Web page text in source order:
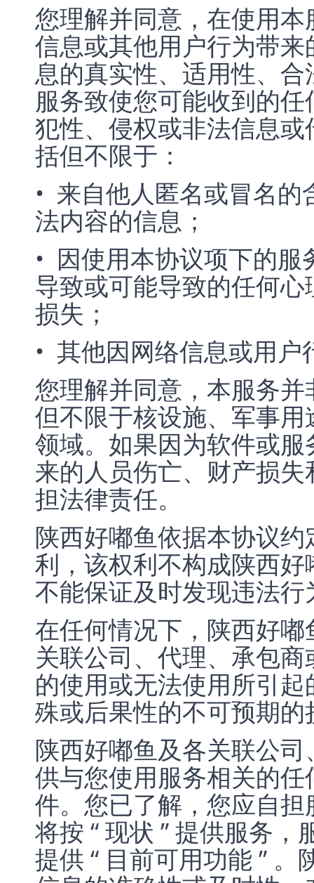
您理解并同意，在使用
信息或其他用户行为带
息的真实性、适用性、
服务致使您可能收到的
犯性、侵权或非法信息
括但不限于：
• 来自他人匿名或冒名
法内容的信息；
• 因使用本协议项下的
导致或可能导致的任何
损失；
• 其他因网络信息或用户
您理解并同意，本服务
但不限于核设施、军事
领域。如果因为软件或
来的人员伤亡、财产损
担法律责任。
陕西好嘟鱼依据本协议
利，该权利不构成陕西
不能保证及时发现违法
在任何情况下，陕西好
关联公司、代理、承包
的使用或无法使用所引
殊或后果性的不可预期
陕西好嘟鱼及各关联公
供与您使用服务相关的
件。您已了解，您应自
将按 “ 现状 ” 提供服务，
提供 “ 目前可用功能 ”